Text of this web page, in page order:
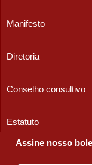
Manifesto
Diretoria
Conselho consultivo
Estatuto
Assine nosso